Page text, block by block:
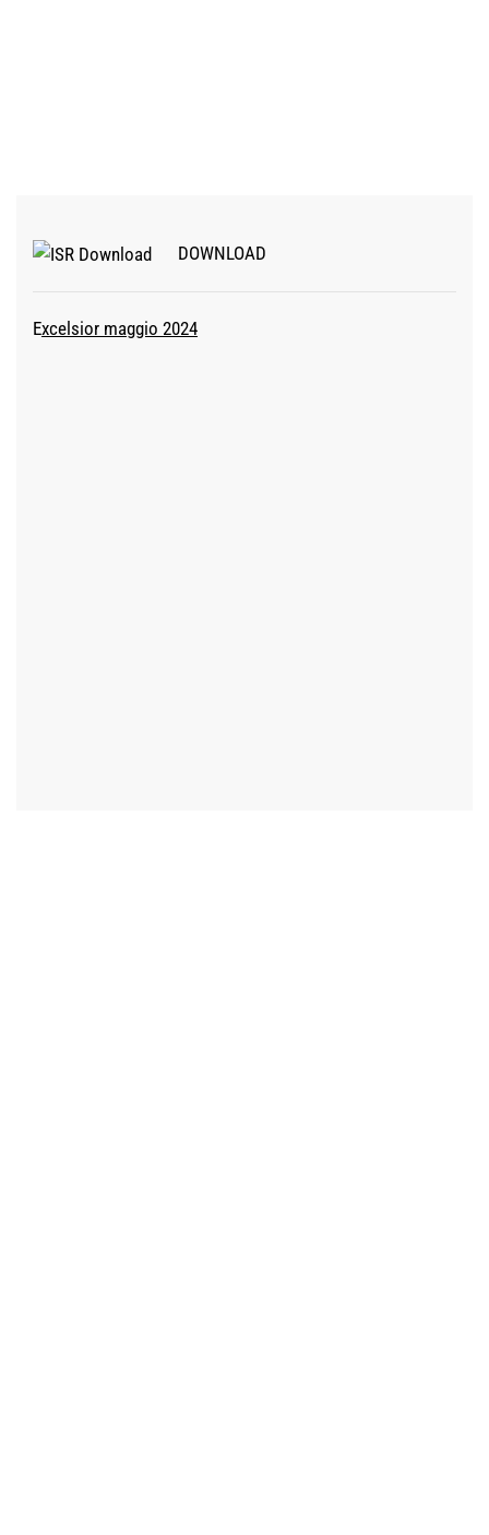
DOWNLOAD
Excelsior maggio 2024